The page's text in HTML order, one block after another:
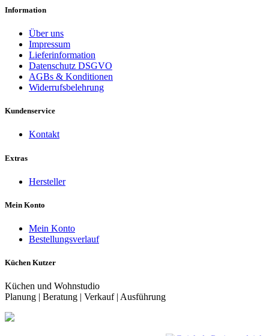
Information
Über uns
Impressum
Lieferinformation
Datenschutz DSGVO
AGBs & Konditionen
Widerrufsbelehrung
Kundenservice
Kontakt
Extras
Hersteller
Mein Konto
Mein Konto
Bestellungsverlauf
Küchen Kutzer
Küchen und Wohnstudio
Planung | Beratung | Verkauf | Ausführung